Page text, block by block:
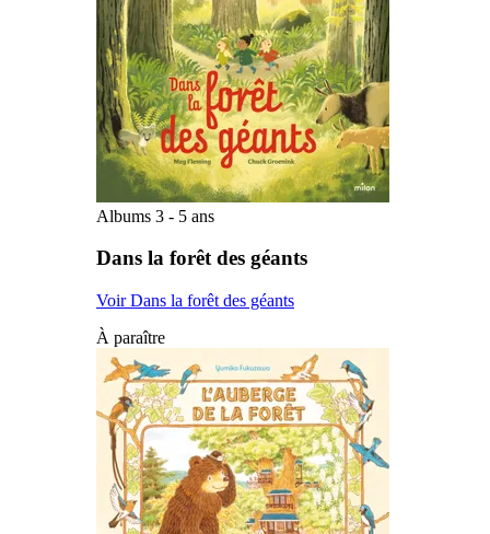
Albums 3 - 5 ans
Dans la forêt des géants
Voir Dans la forêt des géants
À paraître